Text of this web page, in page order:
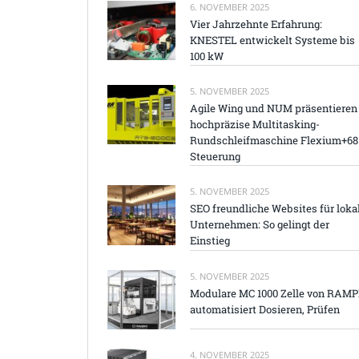
6. NOVEMBER 2025
Vier Jahrzehnte Erfahrung:
KNESTEL entwickelt Systeme bis
100 kW
5. NOVEMBER 2025
Agile Wing und NUM präsentieren
hochpräzise Multitasking-
Rundschleifmaschine Flexium+68
Steuerung
5. NOVEMBER 2025
SEO freundliche Websites für
Unternehmen: So gelingt der
Einstieg
5. NOVEMBER 2025
Modulare MC 1000 Zelle von
automatisiert Dosieren, Prüfen
4. NOVEMBER 2025